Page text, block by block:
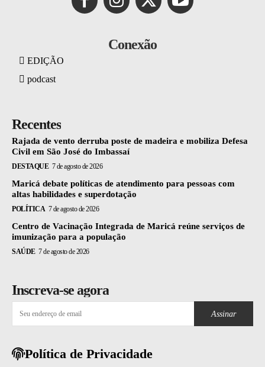
Conexão
EDIÇÃO
podcast
Recentes
Rajada de vento derruba poste de madeira e mobiliza Defesa
Civil em São José do Imbassaí
DESTAQUE 7 de agosto de 2026
Maricá debate políticas de atendimento para pessoas com
altas habilidades e superdotação
POLÍTICA 7 de agosto de 2026
Centro de Vacinação Integrada de Maricá reúne serviços de
imunização para a população
SAÚDE 7 de agosto de 2026
Inscreva-se agora
Assinar
Política de Privacidade